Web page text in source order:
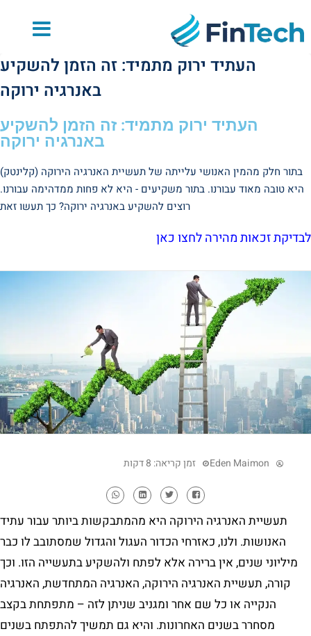
העתיד ירוק מתמיד: זה הזמן להשקיע
באנרגיה ירוקה
העתיד ירוק מתמיד: זה הזמן להשקיע
באנרגיה ירוקה
בתור חלק מהמין האנושי עלייתה של תעשיית האנרגיה הירוקה (קלינטק)
היא טובה מאוד עבורנו. בתור משקיעים - היא לא פחות ממדהימה עבורנו.
רוצים להשקיע באנרגיה ירוקה? כך תעשו זאת
לבדיקת זכאות מהירה לחצו כאן
Eden Maimon זמן קריאה: 8 דקות
תעשיית האנרגיה הירוקה היא מהמתבקשות ביותר עבור עתיד
האנושות. ולנו, כאזרחי הכדור העגול והגדול שמסתובב לו כבר
מיליוני שנים, אין ברירה אלא לפתח ולהשקיע בתעשייה הזו. וכך
קורה, תעשיית האנרגיה הירוקה, האנרגיה המתחדשת, האנרגיה
הנקייה או כל שם אחר ומגניב שניתן לזה – מתפתחת בקצב
מסחרר בשנים האחרונות. והיא גם תמשיך להתפתח בשנים